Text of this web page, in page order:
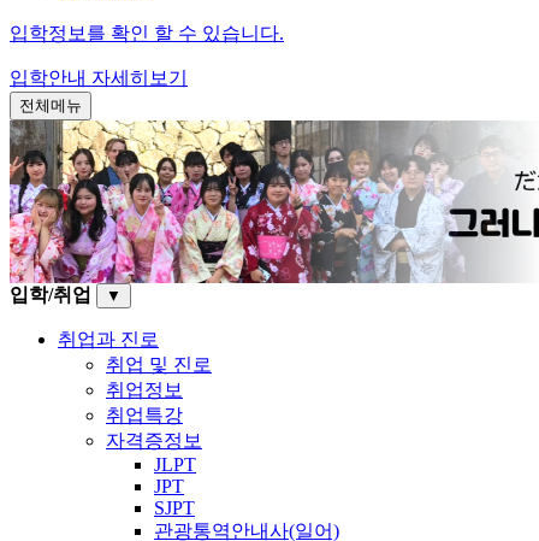
입학정보를 확인 할 수 있습니다.
입학안내 자세히보기
전체메뉴
입학/취업 ▼
취업과 진로
취업 및 진로
취업정보
취업특강
자격증정보
JLPT
JPT
SJPT
관광통역안내사(일어)